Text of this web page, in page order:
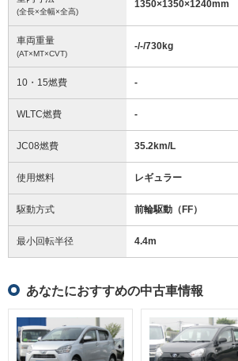
(全長×全幅×全高)
1350×1350×1240mm
車両重量
(AT×MT×CVT)
-/-/730kg
10・15燃費 -
WLTC燃費 -
JC08燃費 35.2km/L
使用燃料 レギュラー
駆動方式 前輪駆動（FF）
最小回転半径 4.4m
あなたにおすすめの中古車情報